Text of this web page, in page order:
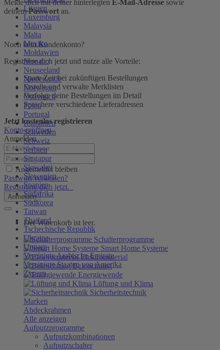
Litauen
Luxemburg
Malaysia
Malta
Mexiko
Moldawien
Monaco
Neuseeland
Niederlande
Norwegen
Österreich
Polen
Portugal
Rumänien
Schweden
Schweiz
Serbien
Singapur
Slowakei
Slowenien
Spanien
Südafrika
Südkorea
Taiwan
Thailand
Tschechische Republik
Ukraine
Ungarn
Vereinigte Arabische Emirate
Vereinigte Staaten von Amerika
Zypern
Melde dich mit deiner hinterlegten E-Mail-Adresse sowie
deinemPasswort an.
Noch kein Kundenkonto?
Registriere dich jetzt und nutze alle Vorteile:
Spare Zeit bei zukünftigen Bestellungen
Erstelle und verwalte Merklisten
Verfolge deine Bestellungen im Detail
Speichere verschiedene Lieferadressen
Jetzt kostenlos registrieren
Konto eröffnen
Anmelden
Angemeldet bleiben
Passwort vergessen?
Registriere dich jetzt.
Anmelden
Der Warenkorb ist leer.
Schalterprogramme
Smart Home Systeme
Elektromaterial
Beleuchtung
Energiewende
Lüftung und Klima
Sicherheitstechnik
Marken
Abdeckrahmen
Alle anzeigen
Aufputzprogramme
Aufputzkombinationen
Aufputzschalter